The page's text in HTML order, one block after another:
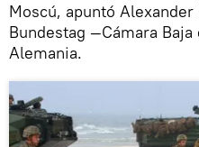
Moscú, apuntó
Bundestag —Cámara
Alemania.